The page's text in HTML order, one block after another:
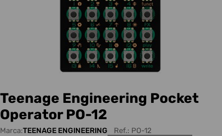
Teenage Engineering Pocket
Operator PO-12
Marca:TEENAGE ENGINEERING Ref.: PO-12